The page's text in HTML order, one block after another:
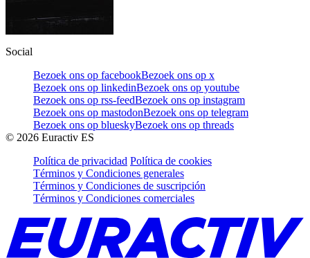
Social
Bezoek ons op facebookBezoek ons op x
Bezoek ons op linkedinBezoek ons op youtube
Bezoek ons op rss-feedBezoek ons op instagram
Bezoek ons op mastodonBezoek ons op telegram
Bezoek ons op blueskyBezoek ons op threads
© 2026 Euractiv ES
Política de privacidad Política de cookies
Términos y Condiciones generales
Términos y Condiciones de suscripción
Términos y Condiciones comerciales